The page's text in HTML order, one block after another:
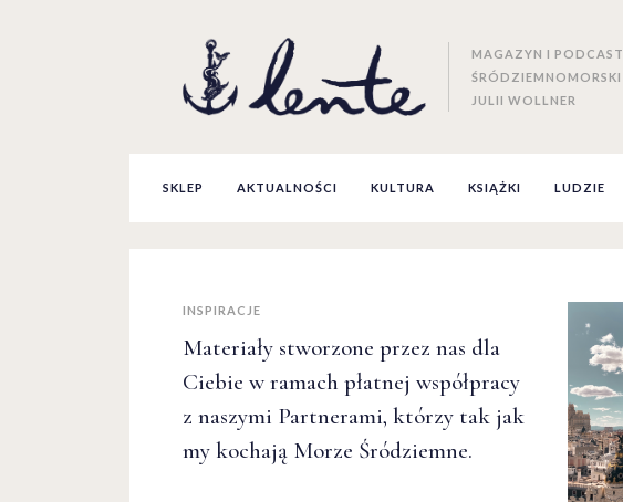
MAGAZYN I PODCAST
ŚRÓDZIEMNOMORSKI
JULII WOLLNER
SKLEP AKTUALNOŚCI KULTURA KSIĄŻKI LUDZIE
INSPIRACJE
Materiały stworzone przez nas dla
Ciebie w ramach płatnej współpracy
z naszymi Partnerami, którzy tak jak
my kochają Morze Śródziemne.